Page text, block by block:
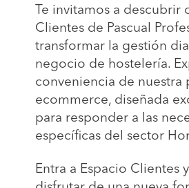
Te invitamos a descubrir
Clientes de Pascual
transformar la gestión
negocio de hostelería.
conveniencia de nuestra
ecommerce, diseñada
para responder a las
específicas del sector
Entra a Espacio Clientes